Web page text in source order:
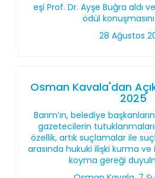
eşi Prof. Dr. Ayşe Buğra aldı
ödül
28 Ağustos
Osman Kavala'dan
2025
Barım’ın, belediye
gazetecilerin
özellik, artık suçlamalar ile
arasında hukuki ilişki kurma ve
koyma gereği